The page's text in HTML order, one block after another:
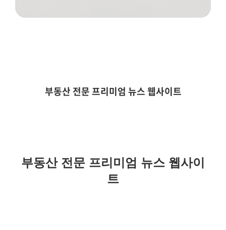
부동산 전문 프리미엄 뉴스 웹사이트
부동산 전문 프리미엄 뉴스 웹사이
트